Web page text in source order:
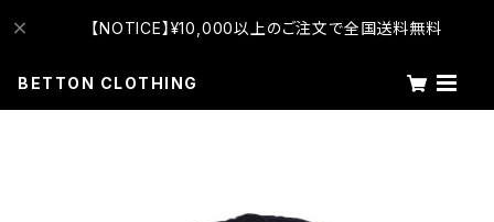
【NOTICE】¥10,000以上のご注文で全国送料無料
BETTON CLOTHING